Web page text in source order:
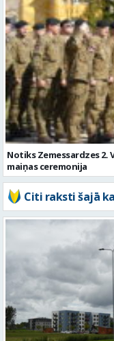
Notiks Zemessardzes 2.
maiņas ceremonija
Citi raksti šajā